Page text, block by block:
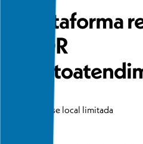
Plataforma
AOR
Expertise local limitada